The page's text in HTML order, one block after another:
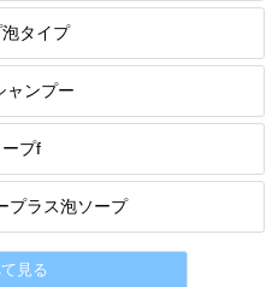
タイプ
ャンプー
プf
プラス泡ソープ
見る